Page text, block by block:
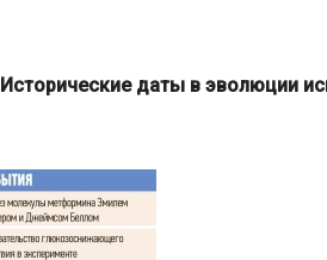
Исторические даты в эволюции